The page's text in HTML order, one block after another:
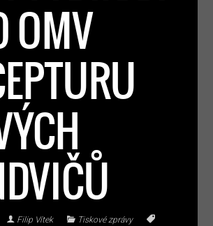
OMV
Filip Vítek
Tiskové zprávy